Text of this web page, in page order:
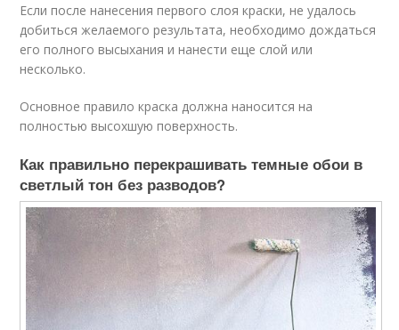
Если после нанесения первого слоя краски, не удалось
добиться желаемого результата, необходимо дождаться
его полного высыхания и нанести еще слой или
несколько.
Основное правило краска должна наносится на
полностью высохшую поверхность.
Как правильно перекрашивать темные обои в
светлый тон без разводов?